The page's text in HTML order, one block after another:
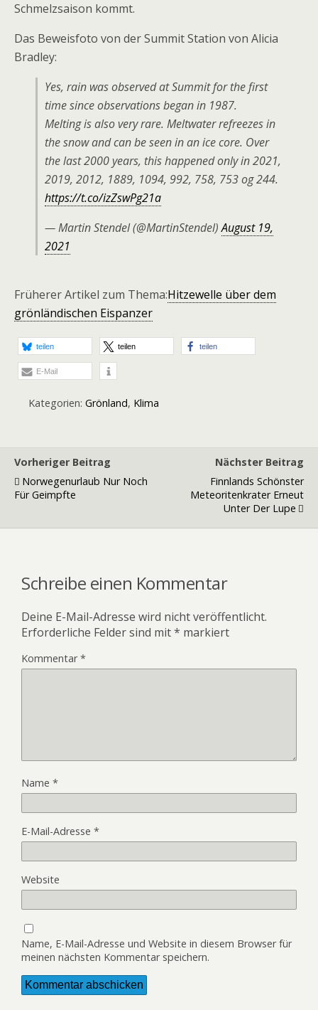
Schmelzsaison kommt.
Das Beweisfoto von der Summit Station von Alicia
Bradley:
Yes, rain was observed at Summit for the first
time since observations began in 1987.
Melting is also very rare. Meltwater refreezes in
the snow and can be seen in an ice core. Over
the last 2000 years, this happened only in 2021,
2019, 2012, 1889, 1094, 992, 758, 753 og 244.
https://t.co/izZswPg21a
— Martin Stendel (@MartinStendel)August 19,
2021
Früherer Artikel zum Thema:Hitzewelle über dem
grönländischen Eispanzer
teilen teilen teilen
E-Mail
Kategorien: Grönland, Klima
Vorheriger Beitrag
Norwegenurlaub Nur Noch
Für Geimpfte
Nächster Beitrag
Finnlands Schönster
Meteoritenkrater Erneut
Unter Der Lupe
Schreibe einen Kommentar
Deine E-Mail-Adresse wird nicht veröffentlicht.
Erforderliche Felder sind mit* markiert
Kommentar*
Name *
E-Mail-Adresse *
Website
Name, E-Mail-Adresse und Website in diesem Browser für
meinen nächsten Kommentar speichern.